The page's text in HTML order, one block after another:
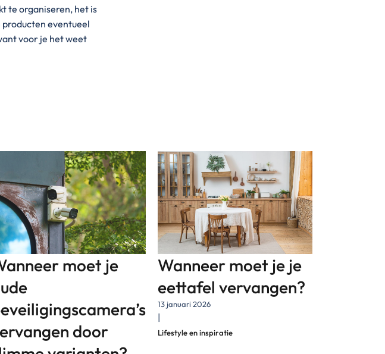
te organiseren, het is
eventueel
voor je het weet
moet je
door
Wanneer moet je je
eettafel vervangen?
13 januari 2026
|
Lifestyle en inspiratie